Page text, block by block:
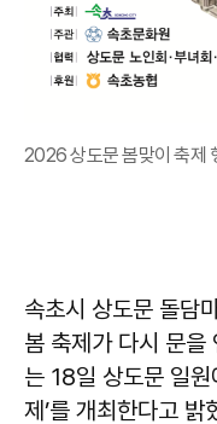
2026 상도문 봄맞이 축제
속초시 상도문 돌담
봄 축제가 다시 문을
는 18일 상도문 일
제’를 개최한다고 밝